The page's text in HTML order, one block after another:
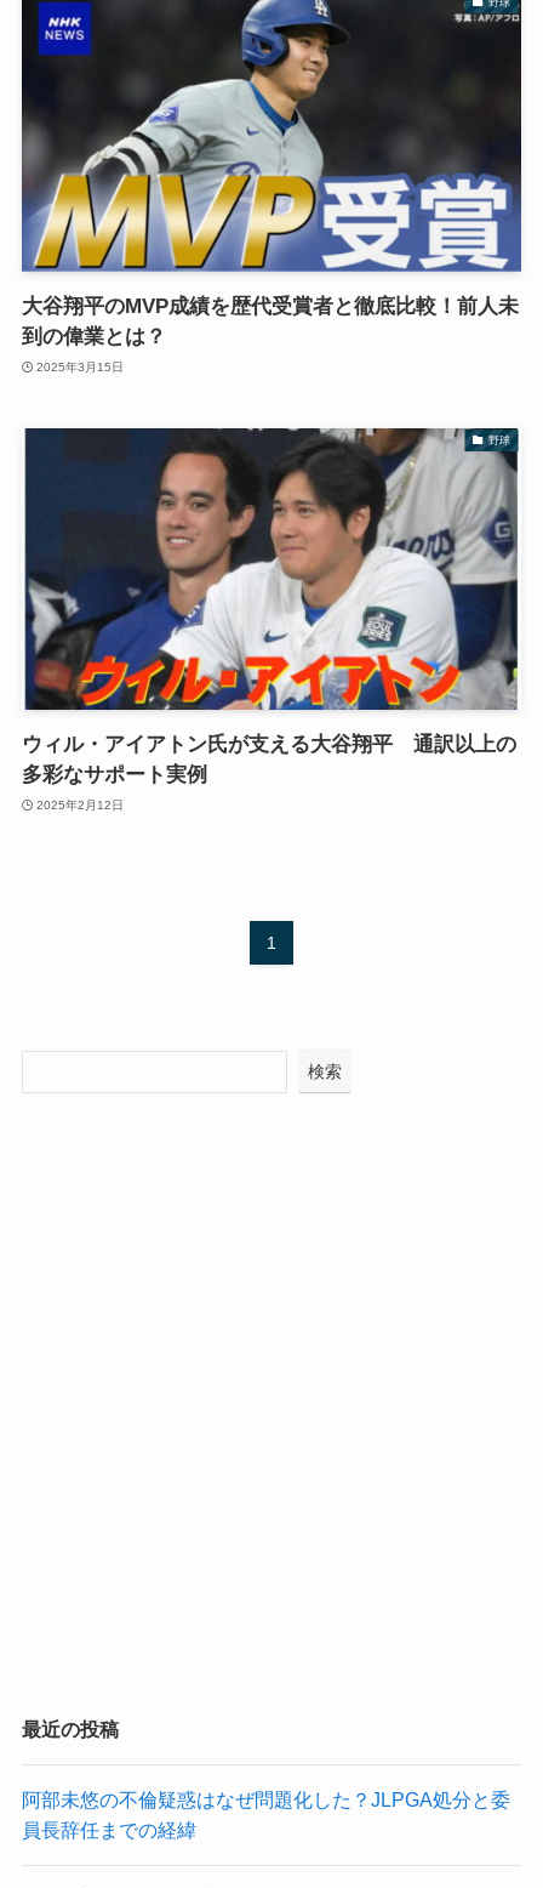
野球
大谷翔平のMVP成績を歴代受賞者と徹底比較！前人未
到の偉業とは？
2025年3月15日
野球
ウィル・アイアトン氏が支える大谷翔平 通訳以上の
多彩なサポート実例
2025年2月12日
1
検索
最近の投稿
阿部未悠の不倫疑惑はなぜ問題化した？JLPGA処分と委
員長辞任までの経緯